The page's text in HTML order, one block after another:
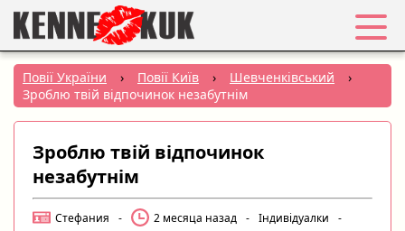
Обране
Вхід
Реєстрація
Міста:
Повії України › Повії Київ › Шевченківський
›
Зроблю твій відпочинок незабутнім
Зроблю твій відпочинок
незабутнім
Стефания - 2 месяца назад - Індивідуалки
-